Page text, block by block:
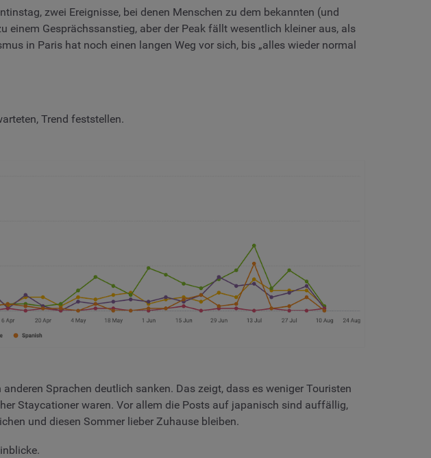
zwei Ereignisse, bei denen Menschen zu dem bekannten (und
Gesprächssanstieg, aber der Peak fällt wesentlich kleiner aus, als
in Paris hat noch einen langen Weg vor sich, bis „alles wieder normal
Trend feststellen.
Sprachen deutlich sanken. Das zeigt, dass es weniger Touristen
Staycationer waren. Vor allem die Posts auf japanisch sind auffällig,
und diesen Sommer lieber Zuhause bleiben.